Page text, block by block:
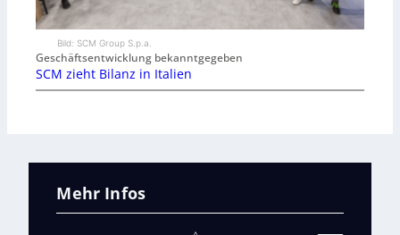
Bild: SCM Group S.p.a.
Geschäftsentwicklung bekanntgegeben
SCM zieht Bilanz in Italien
Mehr Infos